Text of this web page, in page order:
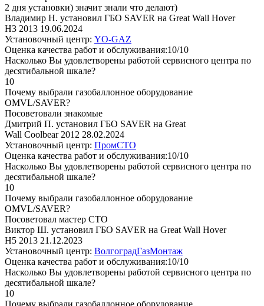
2 дня установки) значит знали что делают)
Владимир Н. установил ГБО SAVER на Great Wall Hover
H3 2013 19.06.2024
Установочный центр: YO-GAZ
Оценка качества работ и обслуживания:10/10
Насколько Вы удовлетворены работой сервисного центра по
десятибальной шкале?
10
Почему выбрали газобаллонное оборудование
OMVL/SAVER?
Посоветовали знакомые
Дмитрий П. установил ГБО SAVER на Great
Wall Coolbear 2012 28.02.2024
Установочный центр: ПромСТО
Оценка качества работ и обслуживания:10/10
Насколько Вы удовлетворены работой сервисного центра по
десятибальной шкале?
10
Почему выбрали газобаллонное оборудование
OMVL/SAVER?
Посоветовал мастер СТО
Виктор Ш. установил ГБО SAVER на Great Wall Hover
H5 2013 21.12.2023
Установочный центр: ВолгоградГазМонтаж
Оценка качества работ и обслуживания:10/10
Насколько Вы удовлетворены работой сервисного центра по
десятибальной шкале?
10
Почему выбрали газобаллонное оборудование